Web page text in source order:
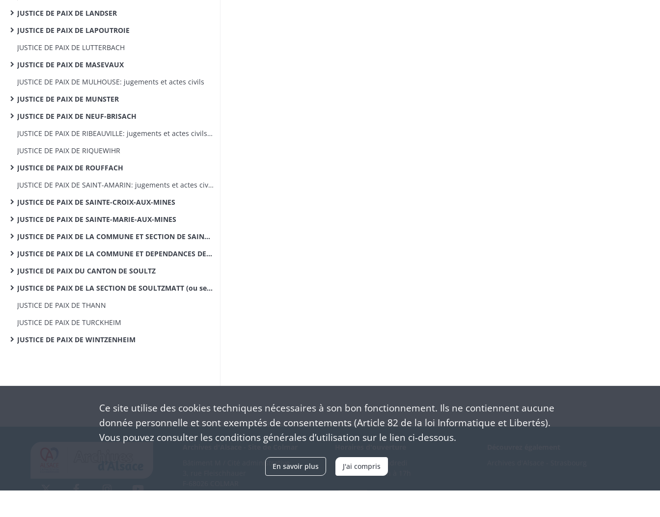
JUSTICE DE PAIX DE LANDSER
JUSTICE DE PAIX DE LAPOUTROIE
JUSTICE DE PAIX DE LUTTERBACH
JUSTICE DE PAIX DE MASEVAUX
JUSTICE DE PAIX DE MULHOUSE: jugements et actes civils
JUSTICE DE PAIX DE MUNSTER
JUSTICE DE PAIX DE NEUF-BRISACH
JUSTICE DE PAIX DE RIBEAUVILLE: jugements et actes civils 1820-1868
JUSTICE DE PAIX DE RIQUEWIHR
JUSTICE DE PAIX DE ROUFFACH
JUSTICE DE PAIX DE SAINT-AMARIN: jugements et actes civils
JUSTICE DE PAIX DE SAINTE-CROIX-AUX-MINES
JUSTICE DE PAIX DE SAINTE-MARIE-AUX-MINES
JUSTICE DE PAIX DE LA COMMUNE ET SECTION DE SAINT-HIPPOLYTE
JUSTICE DE PAIX DE LA COMMUNE ET DEPENDANCES DE SOULTZ
JUSTICE DE PAIX DU CANTON DE SOULTZ
JUSTICE DE PAIX DE LA SECTION DE SOULTZMATT (ou second arrondissement du canton de Rouffach)
JUSTICE DE PAIX DE THANN
JUSTICE DE PAIX DE TURCKHEIM
JUSTICE DE PAIX DE WINTZENHEIM
Bâtiment M / Cité administrative
(+33) 3 89 21 97 00
Du mardi au vendredi
en continu de 9h à 17h
Ce site utilise des cookiestechniques nécessaires à son bon fonctionnement. Ils ne contiennent aucune
donnée personnelle et sont exemptés de consentements (Article 82 de la loi Informatique et Libertés).
Vous pouvez consulter les conditions générales d’utilisation sur le lien ci-dessous.
En savoir plus J'ai compris